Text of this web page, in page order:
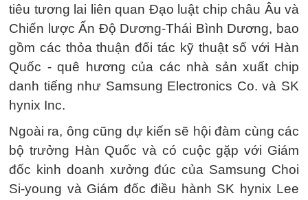
tiêu tương lai liên quan Đạo luật chip châu Âu và
Chiến lược Ấn Độ Dương-Thái Bình Dương, bao
gồm các thỏa thuận đối tác kỹ thuật số với Hàn
Quốc - quê hương của các nhà sản xuất chip
danh tiếng như Samsung Electronics Co. và SK
hynix Inc.
Ngoài ra, ông cũng dự kiến sẽ hội đàm cùng các
bộ trưởng Hàn Quốc và có cuộc gặp với Giám
đốc kinh doanh xưởng đúc của Samsung Choi
Si-young và Giám đốc điều hành SK hynix Lee